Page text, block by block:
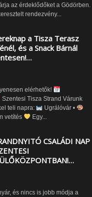
az érdeklődőket a Gödörben.
rendezvény...
a Tisza Terasz
és a Snack Bárnál
elérhetők!
Szentesi Tisza Strand Várunk
teli napra:
Ugrálóvár •
vetítés Egy...
CSALÁDI NAP
és nincs is jobb módja a